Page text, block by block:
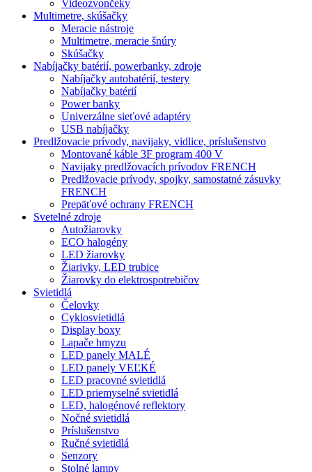
Videozvončeky
Multimetre, skúšačky
Meracie nástroje
Multimetre, meracie šnúry
Skúšačky
Nabíjačky batérií, powerbanky, zdroje
Nabíjačky autobatérií, testery
Nabíjačky batérií
Power banky
Univerzálne sieťové adaptéry
USB nabíjačky
Predlžovacie prívody, navijaky, vidlice, príslušenstvo
Montované káble 3F program 400 V
Navijaky predlžovacích prívodov FRENCH
Predlžovacie prívody, spojky, samostatné zásuvky
FRENCH
Prepäťové ochrany FRENCH
Svetelné zdroje
Autožiarovky
ECO halogény
LED žiarovky
Žiarivky, LED trubice
Žiarovky do elektrospotrebičov
Svietidlá
Čelovky
Cyklosvietidlá
Display boxy
Lapače hmyzu
LED panely MALÉ
LED panely VEĽKÉ
LED pracovné svietidlá
LED priemyselné svietidlá
LED, halogénové reflektory
Nočné svietidlá
Príslušenstvo
Ručné svietidlá
Senzory
Stolné lampy